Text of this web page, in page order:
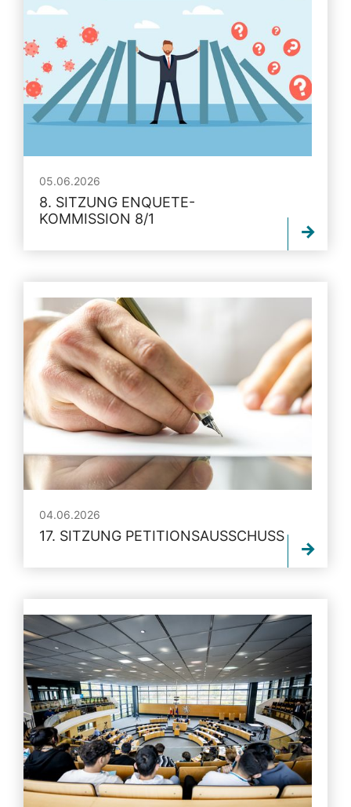
05.06.2026
8. SITZUNG ENQUETE-
KOMMISSION 8/1
04.06.2026
17. SITZUNG PETITIONSAUSSCHUSS